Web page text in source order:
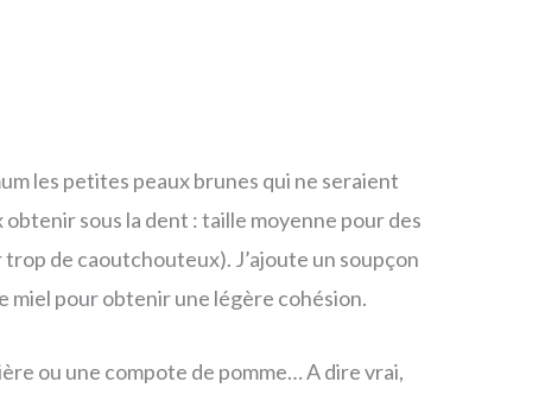
les petites peaux brunes qui ne seraient
sous la dent : taille moyenne pour des
de caoutchouteux). J’ajoute un soupçon
miel pour obtenir une légère cohésion.
ou une compote de pomme… A dire vrai,